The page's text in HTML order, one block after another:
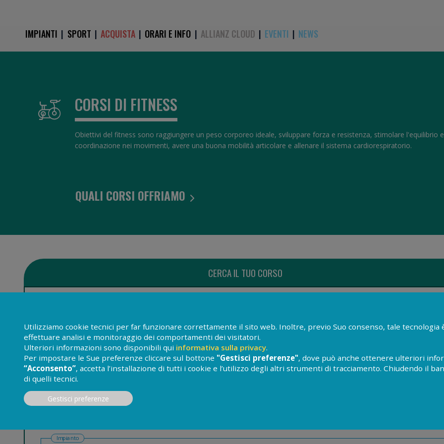
IMPIANTI | SPORT | ACQUISTA | ORARI E INFO | ALLIANZ CLOUD | EVENTI | NEWS
CORSI DI FITNESS
Obiettivi del fitness sono raggiungere un peso corporeo ideale, sviluppare forza e resistenza, stimolare l'equilibrio
coordinazione nei movimenti, avere una buona mobilità articolare e allenare il sistema cardiorespiratorio.
QUALI CORSI OFFRIAMO
CERCA IL TUO CORSO
Fascia oraria
Giorno della settimana
Impianto
Utilizziamo cookie tecnici per far funzionare correttamente il sito web. Inoltre, previo Suo consenso, tale
effettuare analisi e monitoraggio dei comportamenti dei visitatori.
Ulteriori informazioni sono disponibili qui informativa sulla privacy.
Per impostare le Sue preferenze cliccare sul bottone "Gestisci preferenze", dove può anche ottenere ulteriori
“Acconsento”, accetta l’installazione di tutti i cookie e l’utilizzo degli altri strumenti di tracciamento. Chiudendo il
di quelli tecnici.
Gestisci preferenze